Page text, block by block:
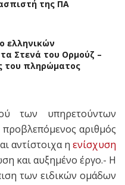
της ΠΑ
ελληνικών
Στενά του Ορμούζ –
του πληρώματος
των υπηρετούντων
αριθμός
αντίστοιχα η ενίσχυση
και αυξημένο έργο.- Η
των ειδικών ομάδων